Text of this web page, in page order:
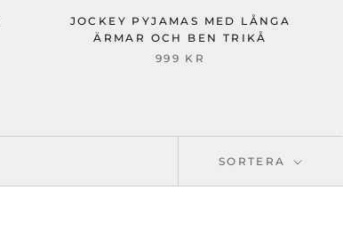
JOCKEY PYJAMAS MED LÅNGA
ÄRMAR OCH BEN TRIKÅ
999 KR
SORTERA